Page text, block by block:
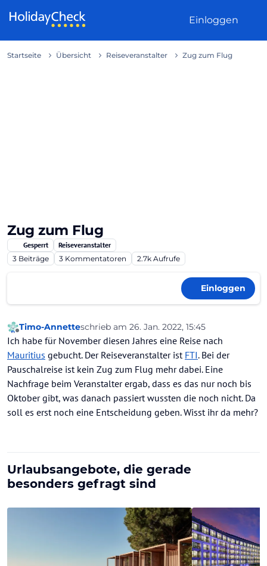
Einloggen
Startseite Übersicht Reiseveranstalter Zug zum Flug
Zug zum Flug
Gesperrt
Reiseveranstalter
3 Beiträge 3 Kommentatoren 2.7k Aufrufe
Einloggen
Offline
Timo-Annetteschrieb am 26. Jan. 2022, 15:45
zuletzt editiert von
Ich habe für November diesen Jahres eine Reise nach
Mauritius gebucht. Der Reiseveranstalter ist FTI. Bei der
Pauschalreise ist kein Zug zum Flug mehr dabei. Eine
Nachfrage beim Veranstalter ergab, dass es das nur noch bis
Oktober gibt, was danach passiert wussten die noch nicht. Da
soll es erst noch eine Entscheidung geben. Wisst ihr da mehr?